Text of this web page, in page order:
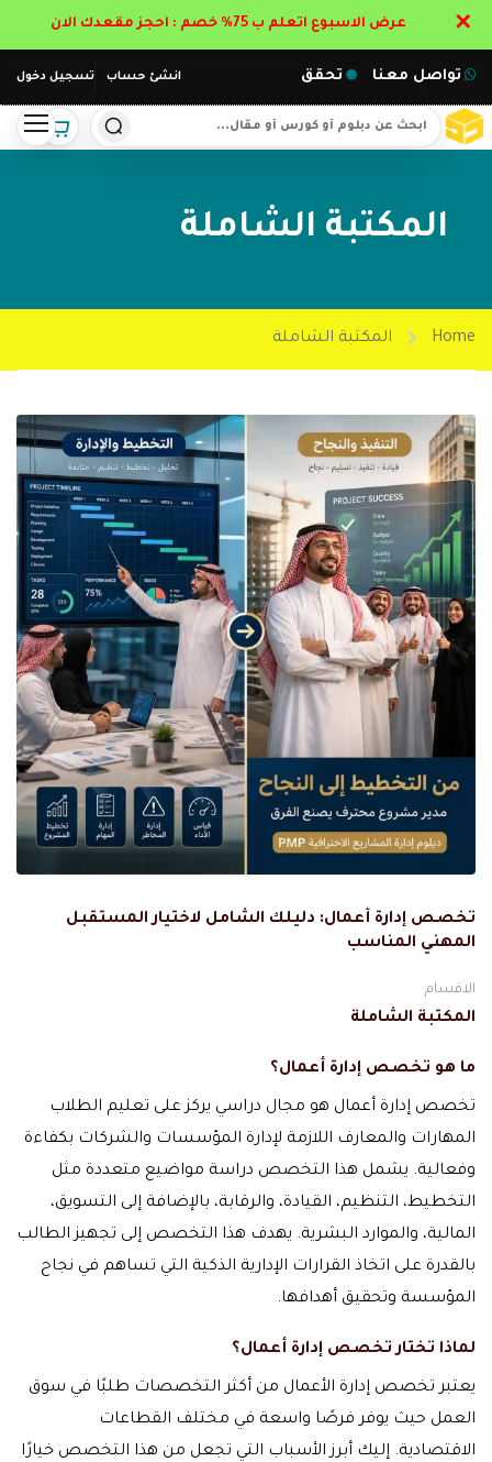
انشئ حساب تسجيل دخول تواصل معنا تحقق
المكتبة الشاملة
Home المكتبة الشاملة
تخصص إدارة أعمال: دليلك الشامل لاختيار المستقبل
المهني المناسب
الاقسام
المكتبة الشاملة
ما هو تخصص إدارة أعمال؟
تخصص إدارة أعمال هو مجال دراسي يركز على تعليم الطلاب
المهارات والمعارف اللازمة لإدارة المؤسسات والشركات بكفاءة
وفعالية. يشمل هذا التخصص دراسة مواضيع متعددة مثل
التخطيط، التنظيم، القيادة، والرقابة، بالإضافة إلى التسويق،
المالية، والموارد البشرية. يهدف هذا التخصص إلى تجهيز الطالب
بالقدرة على اتخاذ القرارات الإدارية الذكية التي تساهم في نجاح
المؤسسة وتحقيق أهدافها.
لماذا تختار تخصص إدارة أعمال؟
يعتبر تخصص إدارة الأعمال من أكثر التخصصات طلبًا في سوق
العمل حيث يوفر فرصًا واسعة في مختلف القطاعات
الاقتصادية. إليك أبرز الأسباب التي تجعل من هذا التخصص خيارًا
عرض الاسبوع اتعلم ب 75% خصم : احجز مقعدك الان ✕